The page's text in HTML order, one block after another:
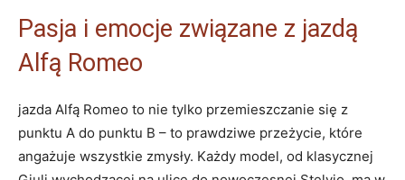
Pasja i emocje ​związane z ‍jazdą
Alfą Romeo
jazda​ Alfą Romeo ‍to nie tylko przemieszczanie się z
punktu A do punktu B – to prawdziwe przeżycie, które
angażuje wszystkie zmysły. Każdy model, od‍ klasycznej